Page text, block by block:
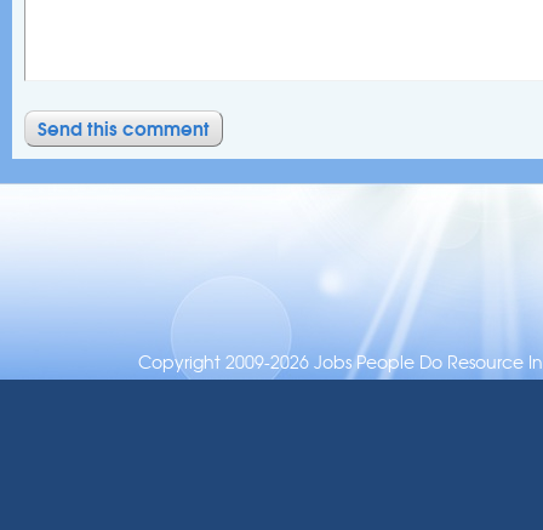
Copyright 2009-2026 Jobs People Do Resource